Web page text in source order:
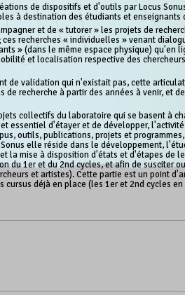
de dispositifs et d'outils par Locus
à destination des étudiants et enseignants
et de « tutorer » les projets de
recherches « individuelles » venant
» (dans le même espace physique) qu'en
et localisation respective des
de validation qui n'existait pas, cette
recherche à partir des années à venir, et
collectifs du laboratoire qui se basent à
essentiel d'étayer et de développer,
outils, publications, projets et
elle réside dans le développement,
mise à disposition d'états et d'étapes de
du 1er et du 2nd cycles, et afin de susciter
et artistes). Cette partie est un point
déjà en place (les 1er et 2nd cycles